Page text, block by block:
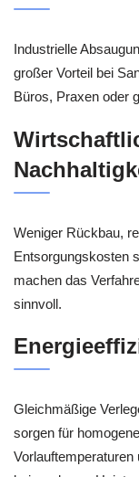
Industrielle
großer Vorteil bei
Büros, Praxen oder
Weniger Rückbau,
Entsorgungskosten
machen das
sinnvoll.
Gleichmäßige
sorgen für